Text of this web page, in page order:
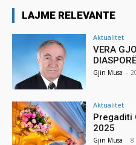
LAJME RELEVANTE
Aktualitet
VERA
Gjin Musa -
Aktualitet
Pregaditi
2025
Gjin Musa - 8